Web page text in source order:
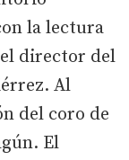
la lectura
director del
Al
del coro de
El